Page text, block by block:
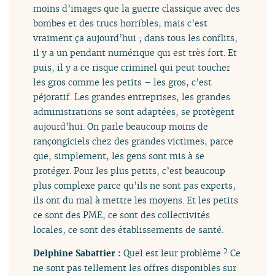
moins d’images que la guerre classique avec des
bombes et des trucs horribles, mais c’est
vraiment ça aujourd’hui ; dans tous les conflits,
il y a un pendant numérique qui est très fort. Et
puis, il y a ce risque criminel qui peut toucher
les gros comme les petits – les gros, c’est
péjoratif. Les grandes entreprises, les grandes
administrations se sont adaptées, se protègent
aujourd’hui. On parle beaucoup moins de
rançongiciels chez des grandes victimes, parce
que, simplement, les gens sont mis à se
protéger. Pour les plus petits, c’est beaucoup
plus complexe parce qu’ils ne sont pas experts,
ils ont du mal à mettre les moyens. Et les petits
ce sont des PME, ce sont des collectivités
locales, ce sont des établissements de santé.
Delphine Sabattier :Quel est leur problème ? Ce
ne sont pas tellement les offres disponibles sur